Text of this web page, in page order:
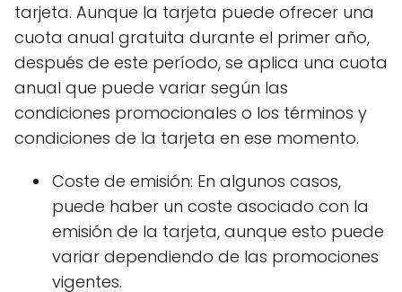
tarjeta. Aunque la tarjeta puede ofrecer una
cuota anual gratuita durante el primer año,
después de este período, se aplica una cuota
anual que puede variar según las
condiciones promocionales o los términos y
condiciones de la tarjeta en ese momento.
Coste de emisión: En algunos casos,
puede haber un coste asociado con la
emisión de la tarjeta, aunque esto puede
variar dependiendo de las promociones
vigentes.